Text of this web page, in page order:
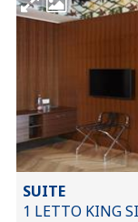
SUITE
1 LETTO KING